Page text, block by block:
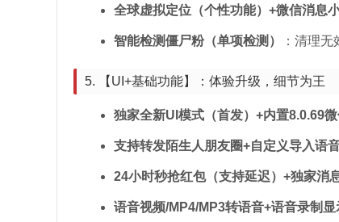
全球虚拟定位（个性功能）+微信消息
智能检测僵尸粉（单项检测） ：清理无
5. 【UI+基础功能】：体验升级，细节为王
独家全新UI模式（首发）+内置8.0.69微
支持转发陌生人朋友圈+自定义导入语
24小时秒抢红包（支持延迟）+独家消
语音视频/MP4/MP3转语音+语音录制显